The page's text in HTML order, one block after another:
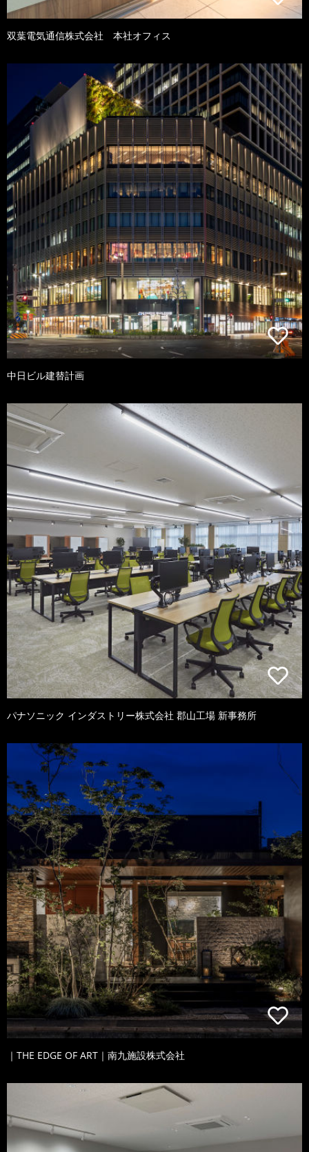
双葉電気通信株式会社 本社オフィス
中日ビル建替計画
パナソニック インダストリー株式会社 郡山工場 新事務所
｜THE EDGE OF ART｜南九施設株式会社